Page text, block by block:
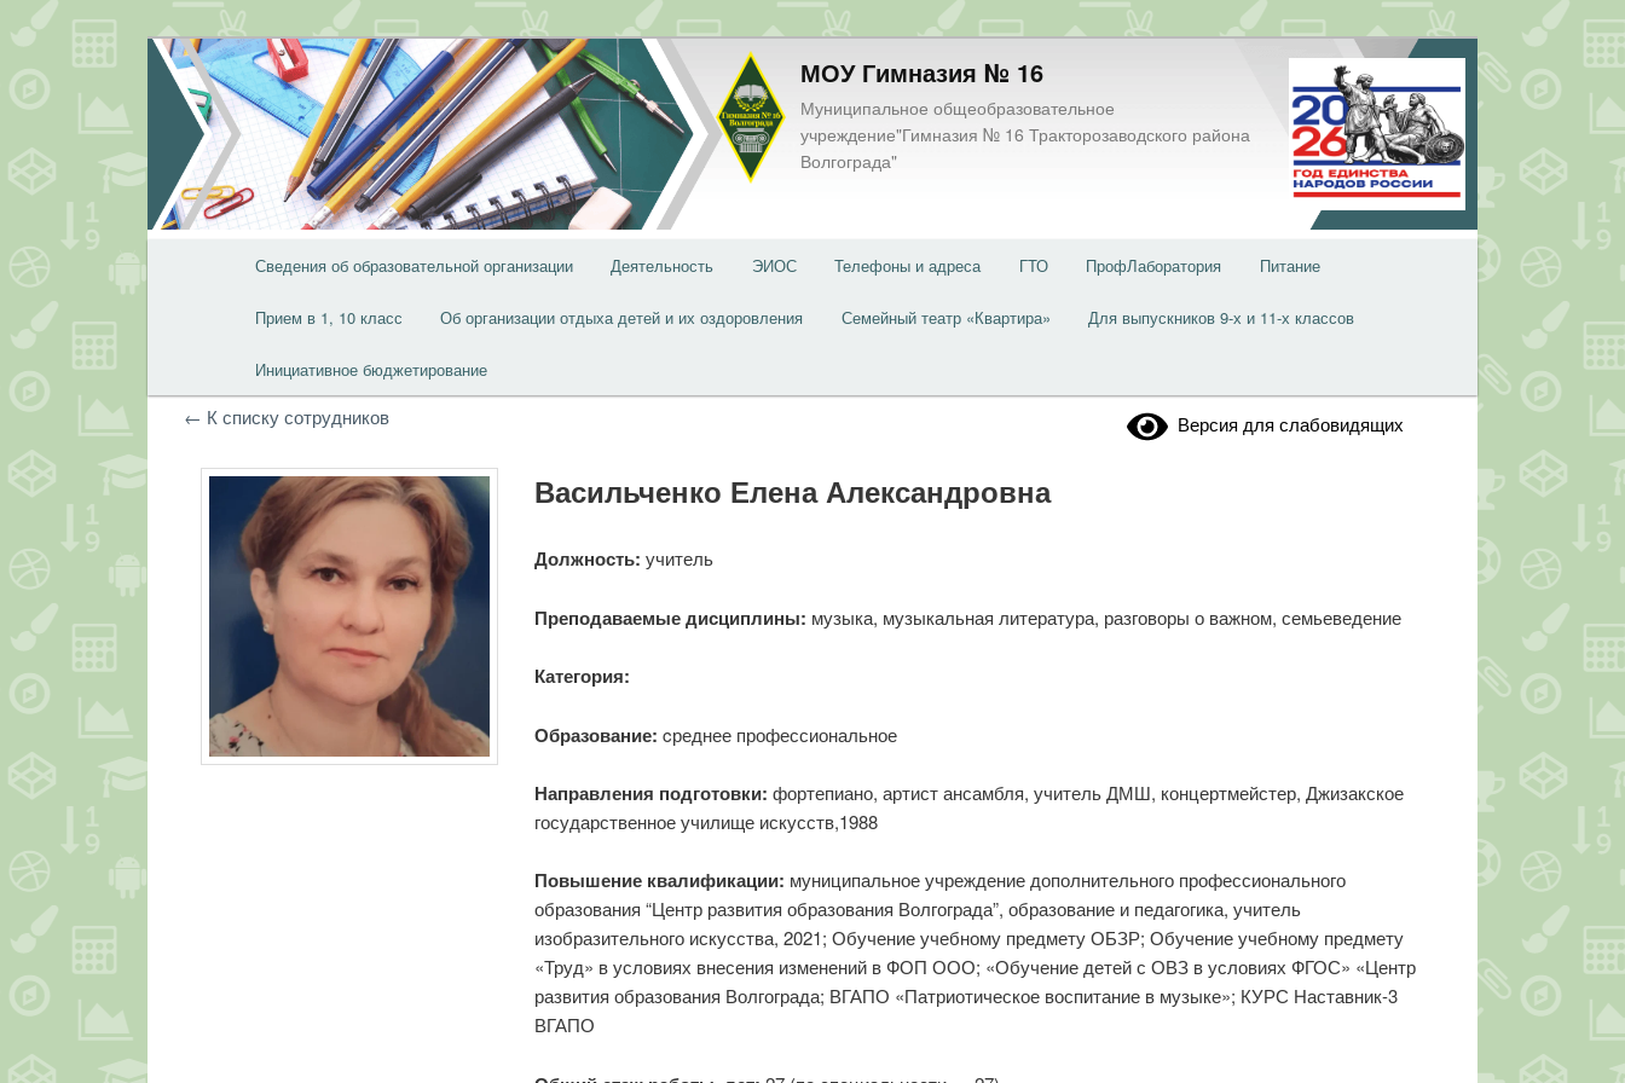
Перейти
к
основному
содержимому
Перейти
к
дополнительному
содержимому
МОУ Гимназия № 16
Муниципальное общеобразовательное
учреждение"Гимназия № 16 Тракторозаводского района
Волгограда"
Сведения об образовательной организации Деятельность ЭИОС Телефоны и адреса ГТО ПрофЛаборатория Питание
Прием в 1, 10 класс Об организации отдыха детей и их оздоровления Семейный театр «Квартира» Для выпускников 9-х и 11-х классов
Инициативное бюджетирование
Версия для слабовидящих
← К списку сотрудников
Васильченко Елена Александровна
Должность: учитель
Преподаваемые дисциплины: музыка, музыкальная литература, разговоры о важном, семьеведение
Категория:
Образование: cреднее профессиональное
Направления подготовки: фортепиано, артист ансамбля, учитель ДМШ, концертмейстер, Джизакское
государственное училище искусств,1988
Повышение квалификации: муниципальное учреждение дополнительного профессионального
образования “Центр развития образования Волгограда”, образование и педагогика, учитель
изобразительного искусства, 2021; Обучение учебному предмету ОБЗР; Обучение учебному предмету
«Труд» в условиях внесения изменений в ФОП ООО; «Обучение детей с ОВЗ в условиях ФГОС» «Центр
развития образования Волгограда; ВГАПО «Патриотическое воспитание в музыке»; КУРС Наставник-3
ВГАПО